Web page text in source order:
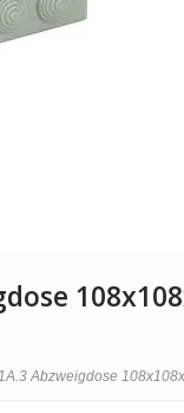
Abzweigdose